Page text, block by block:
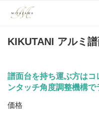
KIKUTANI アルミ
譜面台を持ち運ぶ方は
ンタッチ角度調整機構で
価格